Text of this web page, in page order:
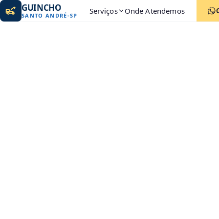
GUINCHO
SANTO ANDRÉ-SP Serviços Onde Atendemos